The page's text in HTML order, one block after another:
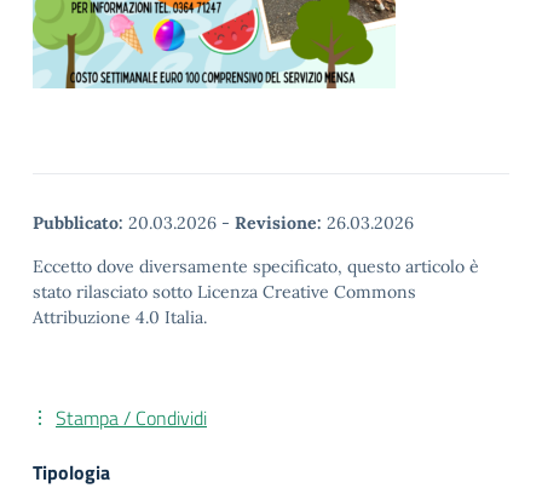
Pubblicato: 20.03.2026 - Revisione: 26.03.2026
Eccetto dove diversamente specificato, questo articolo è
stato rilasciato sotto Licenza Creative Commons
Attribuzione 4.0 Italia.
Stampa / Condividi
Tipologia